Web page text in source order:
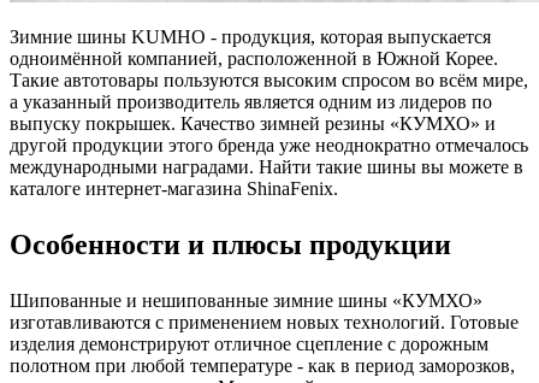
Зимние шины KUMHO - продукция, которая выпускается
одноимённой компанией, расположенной в Южной Корее.
Такие автотовары пользуются высоким спросом во всём мире,
а указанный производитель является одним из лидеров по
выпуску покрышек. Качество зимней резины «КУМХО» и
другой продукции этого бренда уже неоднократно отмечалось
международными наградами. Найти такие шины вы можете в
каталоге интернет-магазина ShinaFenix.
Особенности и плюсы продукции
Шипованные и нешипованные зимние шины «КУМХО»
изготавливаются с применением новых технологий. Готовые
изделия демонстрируют отличное сцепление с дорожным
полотном при любой температуре - как в период заморозков,